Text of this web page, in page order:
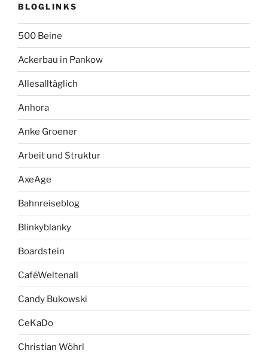
BLOGLINKS
500 Beine
Ackerbau in Pankow
Allesalltäglich
Anhora
Anke Groener
Arbeit und Struktur
AxeAge
Bahnreiseblog
Blinkyblanky
Boardstein
CaféWeltenall
Candy Bukowski
CeKaDo
Christian Wöhrl